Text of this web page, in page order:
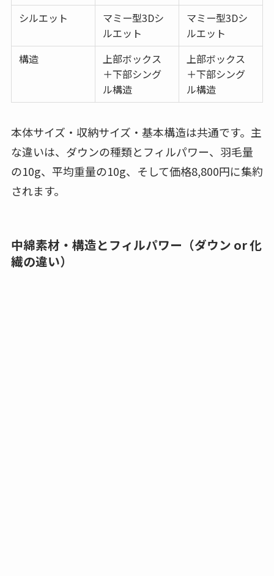
シルエット
マミー型3Dシ
ルエット
マミー型3Dシ
ルエット
構造
上部ボックス
＋下部シング
ル構造
上部ボックス
＋下部シング
ル構造
本体サイズ・収納サイズ・基本構造は共通です。主
な違いは、ダウンの種類とフィルパワー、羽毛量
の10g、平均重量の10g、そして価格8,800円に集約
されます。
中綿素材・構造とフィルパワー（ダウン or 化
繊の違い）